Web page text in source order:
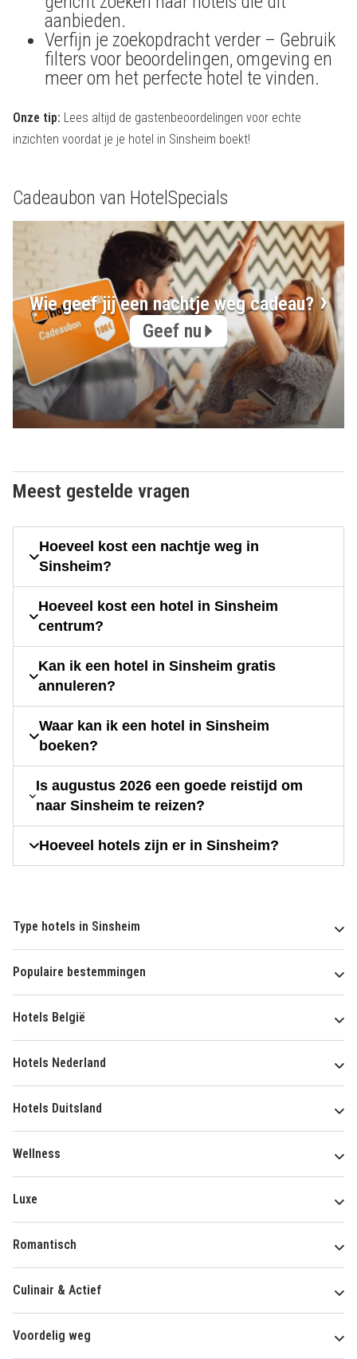
aanbieden.
Verfijn je zoekopdracht verder – Gebruik
filters voor beoordelingen, omgeving en
meer om het perfecte hotel te vinden.
Onze tip: Lees altijd de gastenbeoordelingen voor echte
inzichten voordat je je hotel in Sinsheim boekt!
Cadeaubon van HotelSpecials
Wie geef jij een nachtje weg cadeau?
Geef nu
Meest gestelde vragen
Hoeveel kost een nachtje weg in
Sinsheim?
Hoeveel kost een hotel in Sinsheim
centrum?
Kan ik een hotel in Sinsheim gratis
annuleren?
Waar kan ik een hotel in Sinsheim
boeken?
Is augustus 2026 een goede reistijd om
naar Sinsheim te reizen?
Hoeveel hotels zijn er in Sinsheim?
Type hotels in Sinsheim
Populaire bestemmingen
Hotels België
Hotels Nederland
Hotels Duitsland
Wellness
Luxe
Romantisch
Culinair & Actief
Voordelig weg